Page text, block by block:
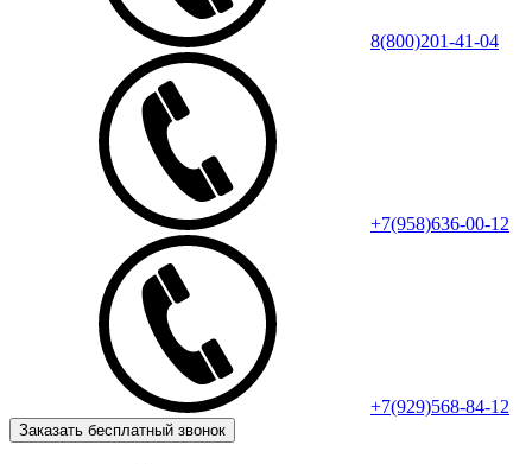
8(800)201-41-04
+7(958)636-00-12
+7(929)568-84-12
Заказать бесплатный звонок